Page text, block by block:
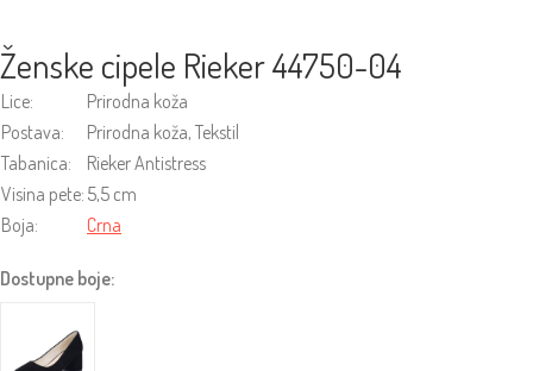
Ženske cipele Rieker 44750-04
Lice:
Prirodna koža
Postava:
Prirodna koža, Tekstil
Tabanica:
Rieker Antistress
Visina pete: 5,5 cm
Boja:
Crna
Dostupne boje: